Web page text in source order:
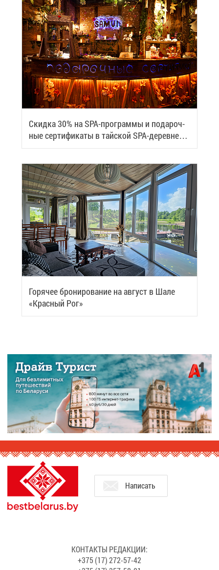
Скид­ка 30% на SPA-про­грам­мы и по­да­роч­
ные сер­ти­фи­ка­ты в тай­ской SPA-де­ревне
Samui
Го­ря­чее бро­ни­ро­ва­ние на ав­густ в Ша­ле
«Крас­ный Рог»
На­пи­сать
КОН­ТАК­ТЫ РЕ­ДАК­ЦИИ:
+375 (17) 272-57-42